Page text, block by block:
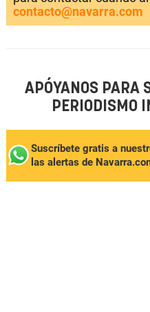
contacto@navarra.com
APÓYANOS PARA
PERIODISMO
Suscríbete gratis a
las alertas de